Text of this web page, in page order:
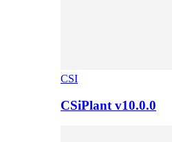
CSI
CSiPlant v10.0.0